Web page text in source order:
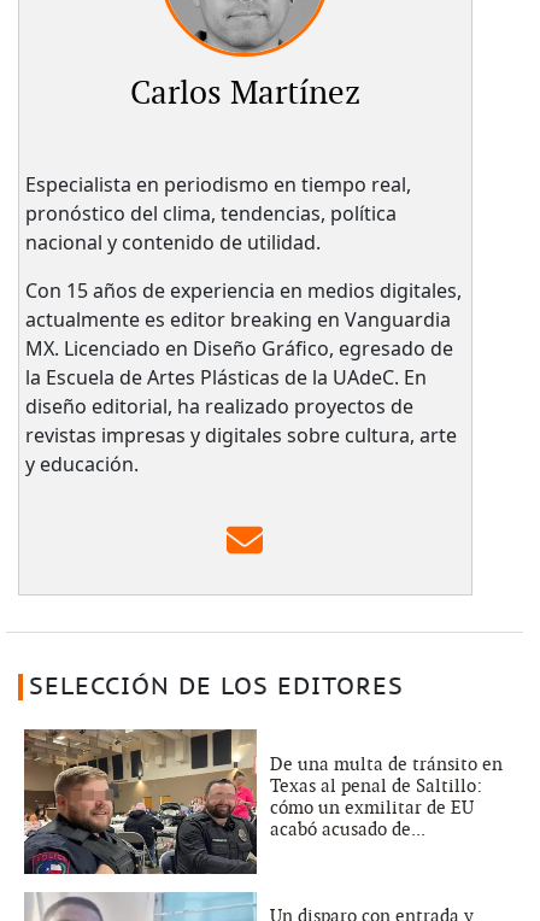
Carlos Martínez
Especialista en periodismo en tiempo real,
pronóstico del clima, tendencias, política
nacional y contenido de utilidad.
Con 15 años de experiencia en medios digitales,
actualmente es editor breaking en Vanguardia
MX. Licenciado en Diseño Gráfico, egresado de
la Escuela de Artes Plásticas de la UAdeC. En
diseño editorial, ha realizado proyectos de
revistas impresas y digitales sobre cultura, arte
y educación.
SELECCIÓN DE LOS EDITORES
De una multa de tránsito en
Texas al penal de Saltillo:
cómo un exmilitar de EU
acabó acusado de...
Un disparo con entrada y